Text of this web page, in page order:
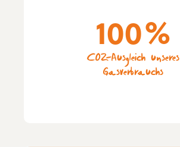
100%
CO2-Ausgleich unseres
Gasverbrauchs